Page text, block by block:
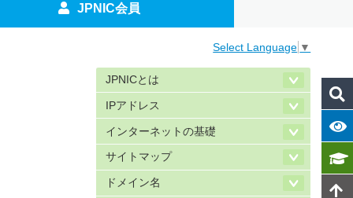
JPNIC会員
Select Language ▼
JPNICとは
IPアドレス
インターネットの基礎
サイトマップ
ドメイン名